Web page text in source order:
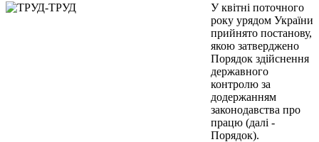
У квітні поточного
року урядом України
прийнято постанову,
якою затверджено
Порядок здійснення
державного
контролю за
додержанням
законодавства про
працю (далі -
Порядок).